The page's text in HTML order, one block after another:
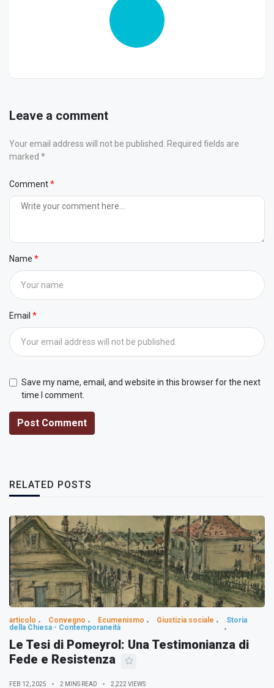
Leave a comment
Your email address will not be published. Required fields are
marked *
Comment
Name
Email
Save my name, email, and website in this browser for the next
time I comment.
Post Comment
RELATED POSTS
articolo Convegno Ecumenismo Giustizia sociale
Storia
della Chiesa - Contemporaneità
Le Tesi di Pomeyrol: Una Testimonianza di
Fede e Resistenza
FEB 12, 2025 2 MINS READ 2,222 VIEWS